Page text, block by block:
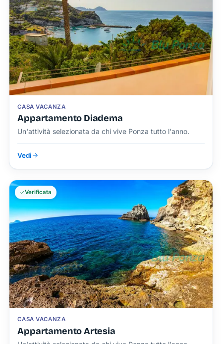
CASA VACANZA
Appartamento Diadema
Un'attività selezionata da chi vive Ponza tutto l'anno.
Vedi
CASA VACANZA
Appartamento Artesia
Verificata